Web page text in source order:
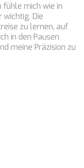
fühle mich wie in
wichtig. Die
zu lernen, auf
in den Pausen
meine Präzision zu